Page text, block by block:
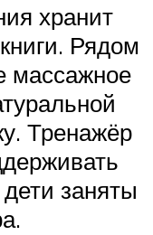
хранит
Рядом
массажное
Тренажёр
заняты